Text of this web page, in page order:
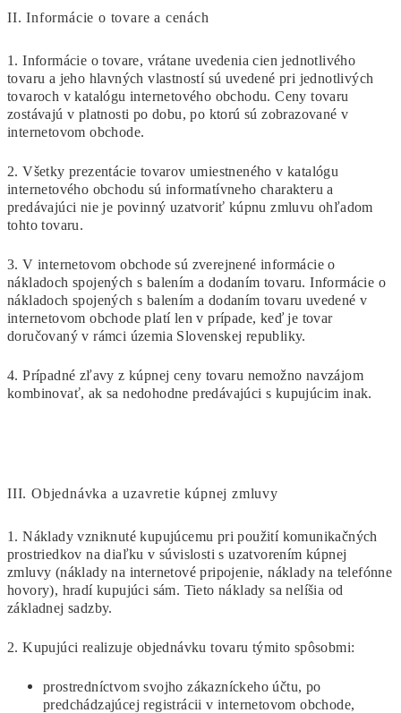
II.Informácie o tovare a cenách
1. Informácie o tovare, vrátane uvedenia cien jednotlivého
tovaru a jeho hlavných vlastností sú uvedené pri jednotlivých
tovaroch v katalógu internetového obchodu. Ceny tovaru
zostávajú v platnosti po dobu, po ktorú sú zobrazované v
internetovom obchode.
2. Všetky prezentácie tovarov umiestneného v katalógu
internetového obchodu sú informatívneho charakteru a
predávajúci nie je povinný uzatvoriť kúpnu zmluvu ohľadom
tohto tovaru.
3. V internetovom obchode sú zverejnené informácie o
nákladoch spojených s balením a dodaním tovaru. Informácie o
nákladoch spojených s balením a dodaním tovaru uvedené v
internetovom obchode platí len v prípade, keď je tovar
doručovaný v rámci územia Slovenskej republiky.
4. Prípadné zľavy z kúpnej ceny tovaru nemožno navzájom
kombinovať, ak sa nedohodne predávajúci s kupujúcim inak.
III. Objednávka a uzavretie kúpnej zmluvy
1. Náklady vzniknuté kupujúcemu pri použití komunikačných
prostriedkov na diaľku v súvislosti s uzatvorením kúpnej
zmluvy (náklady na internetové pripojenie, náklady na telefónne
hovory), hradí kupujúci sám. Tieto náklady sa nelíšia od
základnej sadzby.
2. Kupujúci realizuje objednávku tovaru týmito spôsobmi:
prostredníctvom svojho zákazníckeho účtu, po
predchádzajúcej registrácii v internetovom obchode,